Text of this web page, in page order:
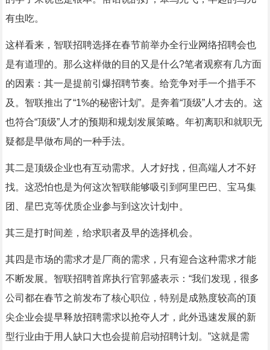
有虫吃。
这样看来，智联招聘选择在春节前举办全行业网络招聘会也
是有道理的。那么这样做的目的又是什么?笔者观察有几方面
的因素：其一是提前引爆招聘节奏。给竞争对手一个措手不
及。智联推出了“1%的秘密计划”。是奔着“顶级”人才去的。这
也符合“顶级”人才的预期和规划发展策略。年初离职和就职无
疑都是早做布局的一种手法。
其二是顶级企业也有互动需求。人才好找，但高端人才不好
找。这恐怕也是为何这次智联能够吸引到阿里巴巴、宝马集
团、星巴克等优质企业参与到这次计划中。
其三是打时间差，给求职者及早的选择机会。
其四是市场的需求才是厂商的需求，只有迎合这种需求才能
不断发展。智联招聘首席执行官郭盛表示：“我们发现，很多
公司都在春节之前发布了核心职位，特别是成熟度较高的顶
尖企业会提早释放招聘需求以抢夺人才，此外迅速发展的新
型行业由于用人缺口大也会提前启动招聘计划。”这就是需